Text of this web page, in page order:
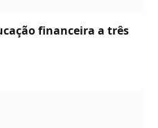
financeira a três